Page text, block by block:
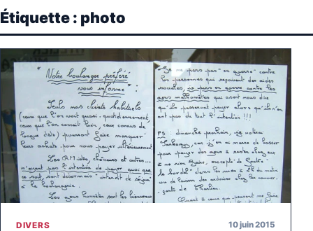
Étiquette : photo
DIVERS 10 juin 2015